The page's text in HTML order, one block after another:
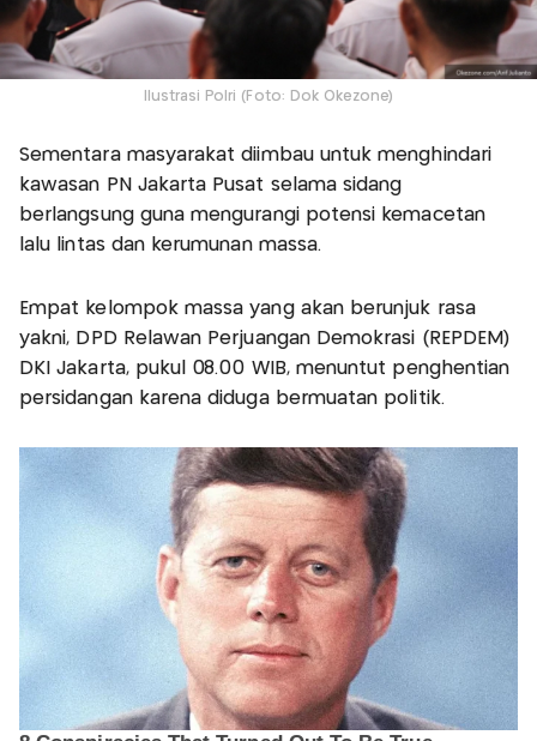
Ilustrasi Polri (Foto: Dok Okezone)
Sementara masyarakat diimbau untuk menghindari
kawasan PN Jakarta Pusat selama sidang
berlangsung guna mengurangi potensi kemacetan
lalu lintas dan kerumunan massa.
Empat kelompok massa yang akan berunjuk rasa
yakni, DPD Relawan Perjuangan Demokrasi (REPDEM)
DKI Jakarta, pukul 08.00 WIB, menuntut penghentian
persidangan karena diduga bermuatan politik.